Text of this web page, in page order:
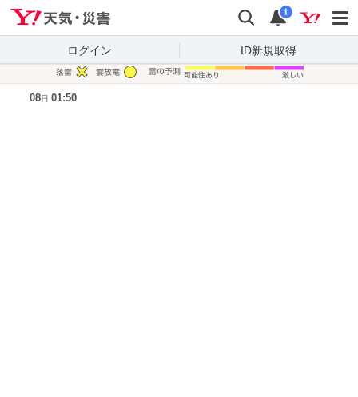
検索 通知
i
ログイン ID新規取得
08日 01:50